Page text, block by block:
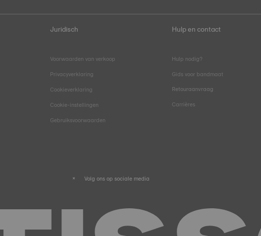
Juridisch
Voorwaarden van verkoop
Privacyverklaring
Cookieverklaring
Cookie-instellingen
Gebruiksvoorwaarden
Hulp en contact
Hulp nodig?
Gids voor bandmaat
Retouraanvraag
Carrières
Volg ons op sociale media